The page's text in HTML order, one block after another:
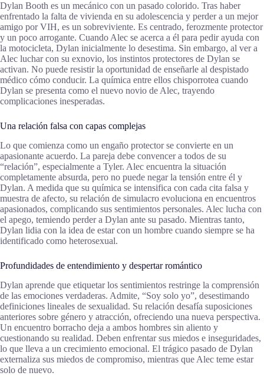
Dylan Booth es un mecánico con un pasado colorido. Tras haber
enfrentado la falta de vivienda en su adolescencia y perder a un mejor
amigo por VIH, es un sobreviviente. Es centrado, ferozmente protector
y un poco arrogante. Cuando Alec se acerca a él para pedir ayuda con
la motocicleta, Dylan inicialmente lo desestima. Sin embargo, al ver a
Alec luchar con su exnovio, los instintos protectores de Dylan se
activan. No puede resistir la oportunidad de enseñarle al despistado
médico cómo conducir. La química entre ellos chisporrotea cuando
Dylan se presenta como el nuevo novio de Alec, trayendo
complicaciones inesperadas.
Una relación falsa con capas complejas
Lo que comienza como un engaño protector se convierte en un
apasionante acuerdo. La pareja debe convencer a todos de su
“relación”, especialmente a Tyler. Alec encuentra la situación
completamente absurda, pero no puede negar la tensión entre él y
Dylan. A medida que su química se intensifica con cada cita falsa y
muestra de afecto, su relación de simulacro evoluciona en encuentros
apasionados, complicando sus sentimientos personales. Alec lucha con
el apego, temiendo perder a Dylan ante su pasado. Mientras tanto,
Dylan lidia con la idea de estar con un hombre cuando siempre se ha
identificado como heterosexual.
Profundidades de entendimiento y despertar romántico
Dylan aprende que etiquetar los sentimientos restringe la comprensión
de las emociones verdaderas. Admite, “Soy solo yo”, desestimando
definiciones lineales de sexualidad. Su relación desafía suposiciones
anteriores sobre género y atracción, ofreciendo una nueva perspectiva.
Un encuentro borracho deja a ambos hombres sin aliento y
cuestionando su realidad. Deben enfrentar sus miedos e inseguridades,
lo que lleva a un crecimiento emocional. El trágico pasado de Dylan
externaliza sus miedos de compromiso, mientras que Alec teme estar
solo de nuevo.